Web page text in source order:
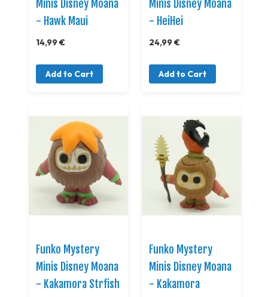
Minis Disney Moana
- Hawk Maui
14,99 €
Add to Cart
Minis Disney Moana
- HeiHei
24,99 €
Add to Cart
Funko Mystery
Minis Disney Moana
- Kakamora Strfish
Funko Mystery
Minis Disney Moana
- Kakamora